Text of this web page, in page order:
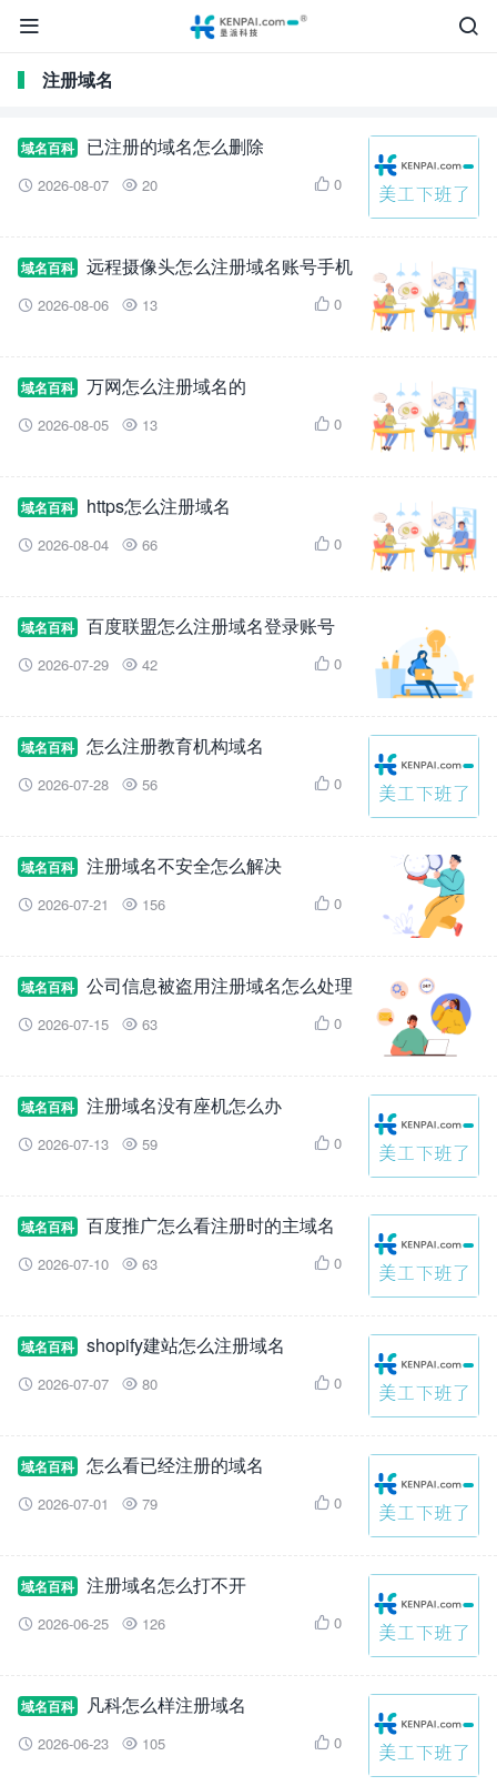


注册域名
域名百科 已注册的域名怎么删除
 2026-08-07  20  0
域名百科 远程摄像头怎么注册域名账号手机
 2026-08-06  13  0
域名百科 万网怎么注册域名的
 2026-08-05  13  0
域名百科 https怎么注册域名
 2026-08-04  66  0
域名百科 百度联盟怎么注册域名登录账号
 2026-07-29  42  0
域名百科 怎么注册教育机构域名
 2026-07-28  56  0
域名百科 注册域名不安全怎么解决
 2026-07-21  156  0
域名百科 公司信息被盗用注册域名怎么处理
 2026-07-15  63  0
域名百科 注册域名没有座机怎么办
 2026-07-13  59  0
域名百科 百度推广怎么看注册时的主域名
 2026-07-10  63  0
域名百科 shopify建站怎么注册域名
 2026-07-07  80  0
域名百科 怎么看已经注册的域名
 2026-07-01  79  0
域名百科 注册域名怎么打不开
 2026-06-25  126  0
域名百科 凡科怎么样注册域名
 2026-06-23  105  0